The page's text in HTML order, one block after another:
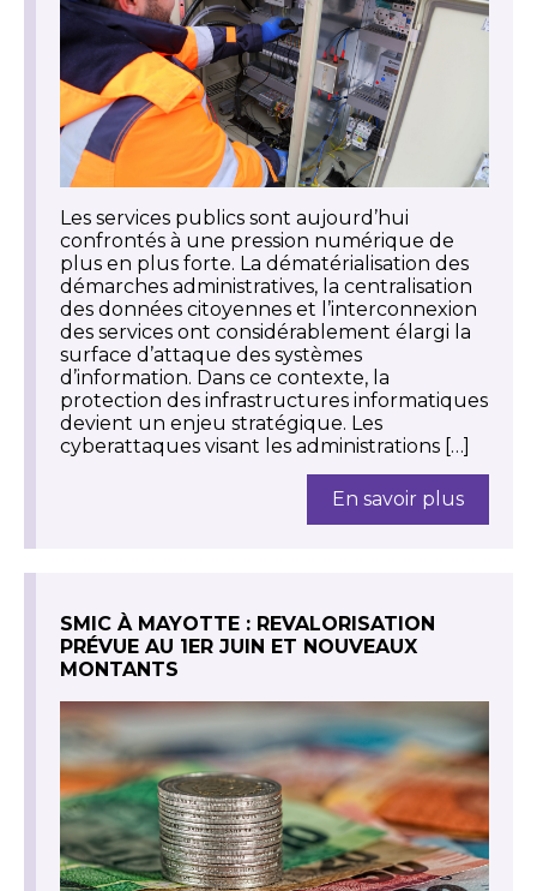
Les services publics sont aujourd’hui
confrontés à une pression numérique de
plus en plus forte. La dématérialisation des
démarches administratives, la centralisation
des données citoyennes et l’interconnexion
des services ont considérablement élargi la
surface d’attaque des systèmes
d’information. Dans ce contexte, la
protection des infrastructures informatiques
devient un enjeu stratégique. Les
cyberattaques visant les administrations […]
En savoir plus
SMIC À MAYOTTE : REVALORISATION
PRÉVUE AU 1ER JUIN ET NOUVEAUX
MONTANTS